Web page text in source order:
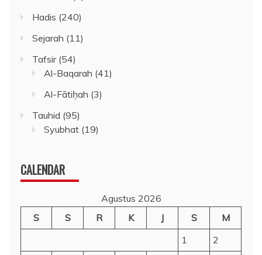
Hadis (240)
Sejarah (11)
Tafsir(54)
Al-Baqarah (41)
Al-Fātiḥah (3)
Tauhid (95)
Syubhat (19)
CALENDAR
Agustus 2026
S
S R K J S
M
1
2